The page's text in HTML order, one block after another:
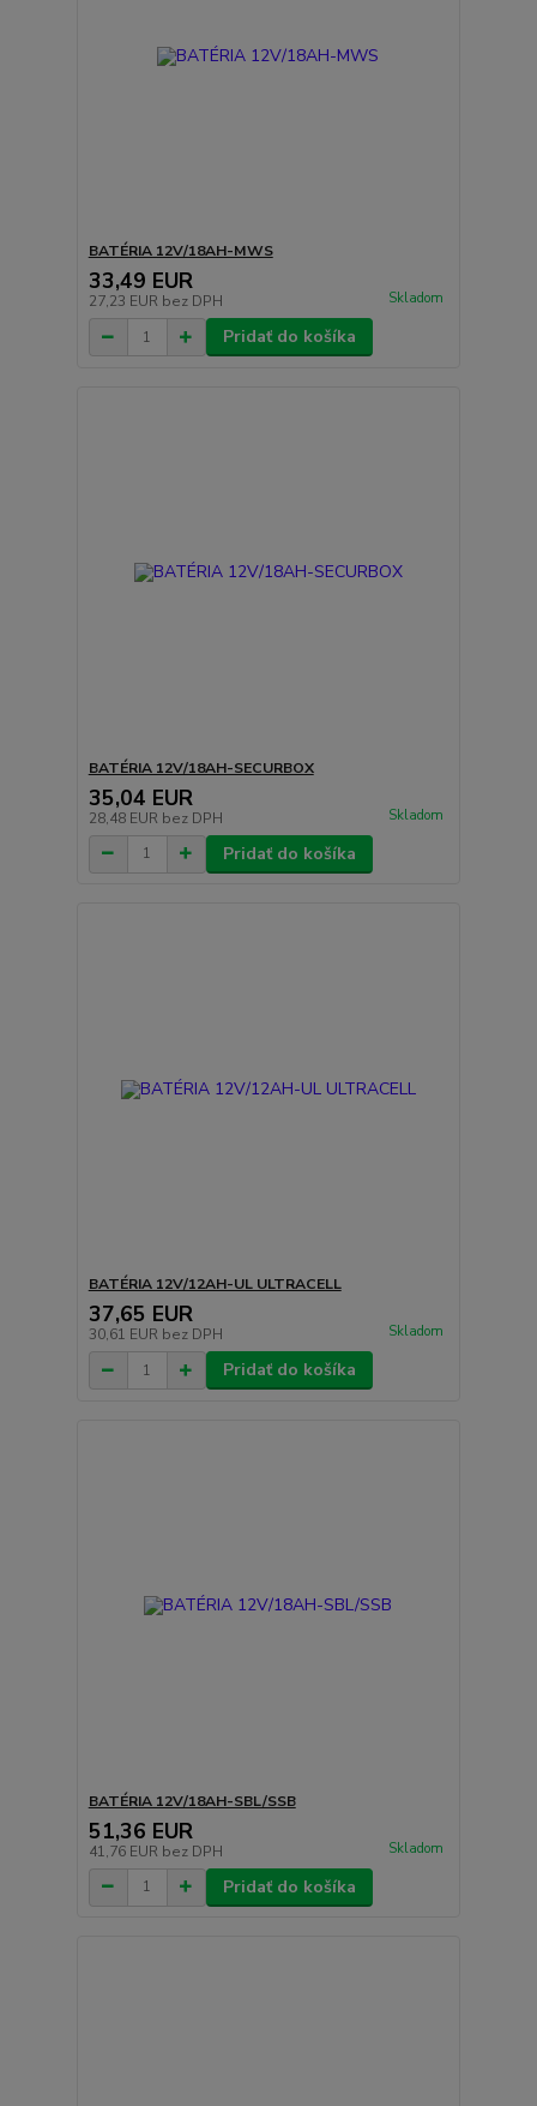
BATÉRIA 12V/18AH-MWS
33,49 EUR
27,23 EUR bez DPH Skladom
Pridať do košíka
BATÉRIA 12V/18AH-SECURBOX
35,04 EUR
28,48 EUR bez DPH Skladom
Pridať do košíka
BATÉRIA 12V/12AH-UL ULTRACELL
37,65 EUR
30,61 EUR bez DPH Skladom
Pridať do košíka
BATÉRIA 12V/18AH-SBL/SSB
51,36 EUR
41,76 EUR bez DPH Skladom
Pridať do košíka